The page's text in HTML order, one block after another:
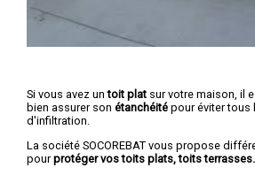
Si vous avez untoit plat sur votre maison, il
bien assurer son étanchéité pour éviter tous
d'infiltration.
La société SOCOREBAT vous propose
pourprotéger vos toits plats, toits terrasses.